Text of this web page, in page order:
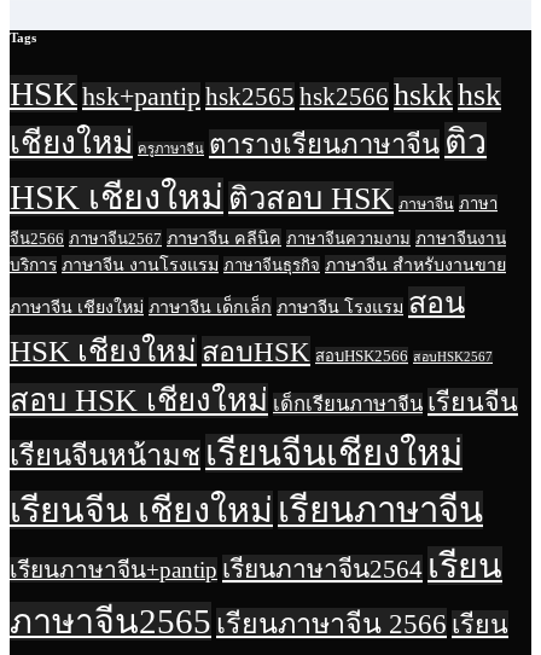
Tags
HSK hsk+pantiphsk2565 hsk2566 hskkhsk
เชียงใหม่ ครูภาษาจีน ตารางเรียนภาษาจีน ติว
HSK เชียงใหม่ ติวสอบ HSK ภาษาจีน ภาษา
จีน2566 ภาษาจีน2567 ภาษาจีน คลีนิค ภาษาจีนความงาม ภาษาจีนงาน
บริการ ภาษาจีน งานโรงแรม ภาษาจีนธุรกิจ ภาษาจีน สำหรับงานขาย
ภาษาจีน เชียงใหม่ ภาษาจีน เด็กเล็ก ภาษาจีน โรงแรม สอน
HSK เชียงใหม่ สอบHSK สอบHSK2566 สอบHSK2567
สอบ HSK เชียงใหม่ เด็กเรียนภาษาจีน เรียนจีน
เรียนจีนหน้ามช เรียนจีนเชียงใหม่
เรียนจีน เชียงใหม่ เรียนภาษาจีน
เรียนภาษาจีน+pantip เรียนภาษาจีน2564 เรียน
ภาษาจีน2565 เรียนภาษาจีน 2566 เรียน